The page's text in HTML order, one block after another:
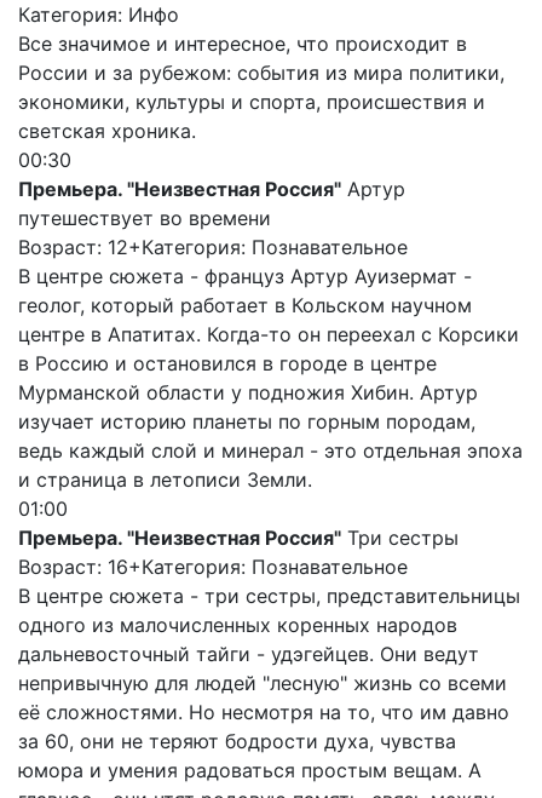
Категория: Инфо
Все значимое и интересное, что происходит в
России и за рубежом: события из мира политики,
экономики, культуры и спорта, происшествия и
светская хроника.
00:30
Премьера. "Неизвестная Россия" Артур
путешествует во времени
Возраст: 12+Категория: Познавательное
В центре сюжета - француз Артур Ауизермат -
геолог, который работает в Кольском научном
центре в Апатитах. Когда-то он переехал с Корсики
в Россию и остановился в городе в центре
Мурманской области у подножия Хибин. Артур
изучает историю планеты по горным породам,
ведь каждый слой и минерал - это отдельная эпоха
и страница в летописи Земли.
01:00
Премьера. "Неизвестная Россия" Три сестры
Возраст: 16+Категория: Познавательное
В центре сюжета - три сестры, представительницы
одного из малочисленных коренных народов
дальневосточный тайги - удэгейцев. Они ведут
непривычную для людей "лесную" жизнь со всеми
её сложностями. Но несмотря на то, что им давно
за 60, они не теряют бодрости духа, чувства
юмора и умения радоваться простым вещам. А